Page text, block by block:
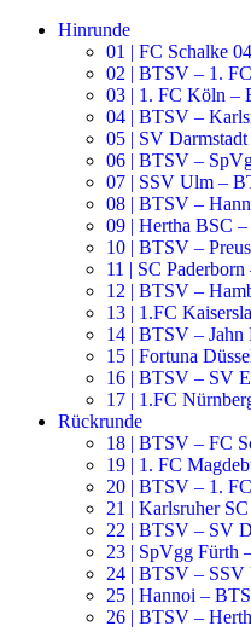
Hinrunde
01 | FC Schalke
02 | BTSV – 1.
03 | 1. FC Köln –
04 | BTSV –
05 | SV
06 | BTSV –
07 | SSV Ulm –
08 | BTSV –
09 | Hertha BSC
10 | BTSV –
11 | SC
12 | BTSV –
13 | 1.FC
14 | BTSV – Jahn
15 | Fortuna
16 | BTSV – SV
17 | 1.FC
Rückrunde
18 | BTSV – FC
19 | 1. FC
20 | BTSV – 1.
21 | Karlsruher
22 | BTSV – SV
23 | SpVgg Fürth
24 | BTSV – SSV
25 | Hannoi –
26 | BTSV –